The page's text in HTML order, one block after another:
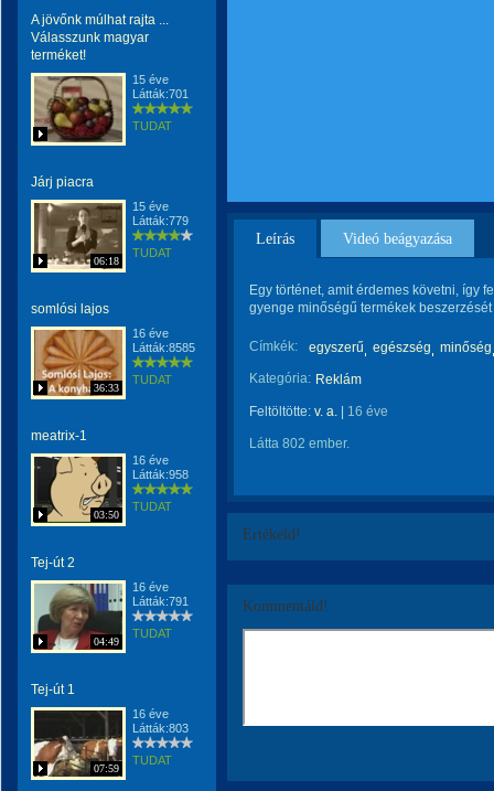
A jövőnk múlhat rajta ...
Válasszunk magyar
terméket!
15 éve
Látták:701
TUDAT
Járj piacra
06:18
15 éve
Látták:779
TUDAT
somlósi lajos
36:33
16 éve
Látták:8585
TUDAT
meatrix-1
03:50
16 éve
Látták:958
TUDAT
Tej-út 2
04:49
16 éve
Látták:791
TUDAT
Tej-út 1
07:59
16 éve
Látták:803
TUDAT
Leírás Videó beágyazása
Egy történet, amit érdemes követni, így
gyenge minőségű termékek
Címkék: egyszerű egészség
minőség
Kategória: Reklám
Feltöltötte: v. a. 16 éve
Látta 802 ember.
Értékeld!
Kommentáld!